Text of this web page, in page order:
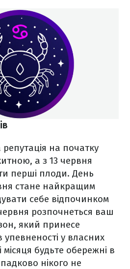
на початку
а з 13 червня
перші плоди. День
стане найкращим
себе відпочинком
розпочнеться ваш
який принесе
у власних
будьте обережні в
нікого не